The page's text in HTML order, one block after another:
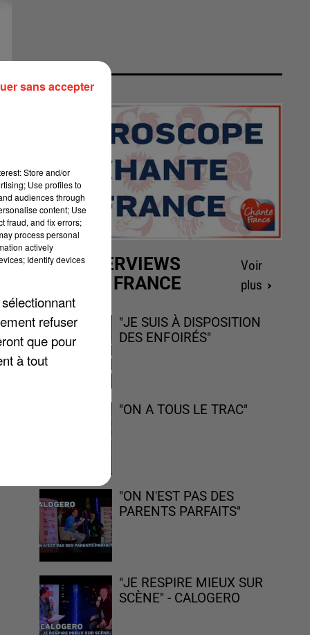
LES INTERVIEWS
CHANTE FRANCE
Voir
plus
"JE SUIS À DISPOSITION
DES ENFOIRÉS"
"ON A TOUS LE TRAC"
"ON N'EST PAS DES
PARENTS PARFAITS"
"JE RESPIRE MIEUX SUR
SCÈNE" - CALOGERO
Store and/or
Use profiles to
audiences through
content; Use
fraud, and fix errors;
process personal
actively
Identify devices
refuser
que pour
à tout
sans accepter